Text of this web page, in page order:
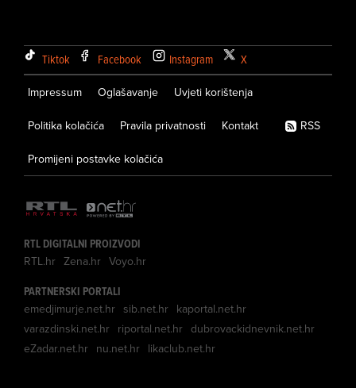
Tiktok Facebook Instagram X
Impressum Oglašavanje Uvjeti korištenja
Politika kolačića Pravila privatnosti Kontakt
Promijeni postavke kolačića
RSS
RTL DIGITALNI PROIZVODI
RTL.hr Zena.hr Voyo.hr
PARTNERSKI PORTALI
emedjimurje.net.hr sib.net.hr kaportal.net.hr
varazdinski.net.hr riportal.net.hr dubrovackidnevnik.net.hr
eZadar.net.hr nu.net.hr likaclub.net.hr